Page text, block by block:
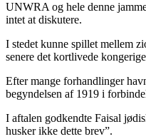
UNWRA og hele denne
intet at diskutere.
I stedet kunne spillet mellem
senere det kortlivede
Efter mange forhandlinger
begyndelsen af 1919 i
I aftalen godkendte Faisal
husker ikke dette brev”.